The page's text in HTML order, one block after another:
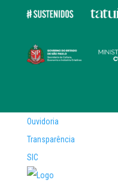
Ouvidoria
Transparência
SIC